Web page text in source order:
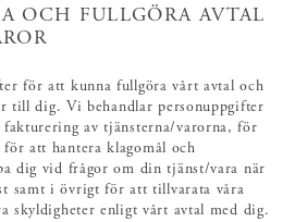
OCH FULLGÖRA AVTAL
för att kunna fullgöra vårt avtal och
till dig. Vi behandlar personuppgifter
av tjänsterna/varorna, för
att hantera klagomål och
dig vid frågor om din tjänst/vara när
samt i övrigt för att tillvarata våra
skyldigheter enligt vårt avtal med dig.